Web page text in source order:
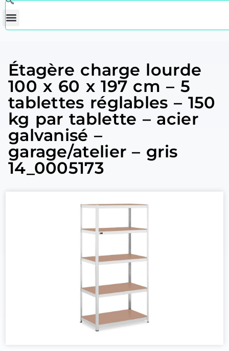
Étagère charge lourde
100 x 60 x 197 cm – 5
tablettes réglables – 150
kg par tablette – acier
galvanisé –
garage/atelier – gris
14_0005173